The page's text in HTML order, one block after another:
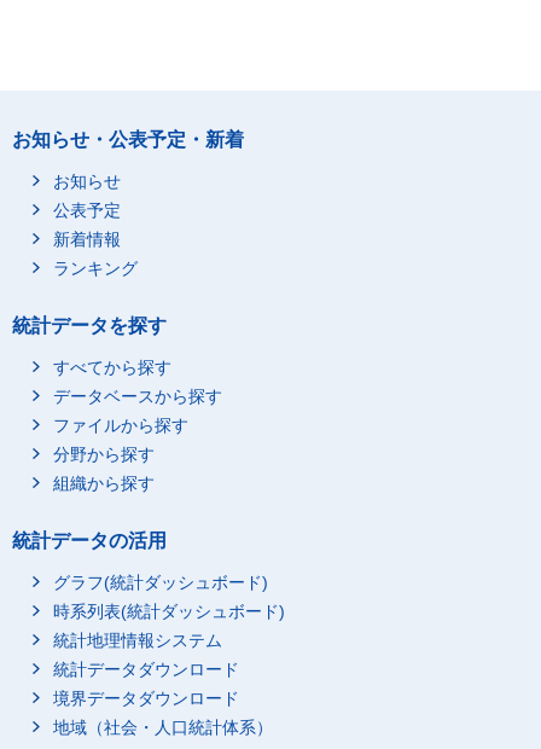
お知らせ・公表予定・新着
お知らせ
公表予定
新着情報
ランキング
統計データを探す
すべてから探す
データベースから探す
ファイルから探す
分野から探す
組織から探す
統計データの活用
グラフ(統計ダッシュボード)
時系列表(統計ダッシュボード)
統計地理情報システム
統計データダウンロード
境界データダウンロード
地域（社会・人口統計体系）